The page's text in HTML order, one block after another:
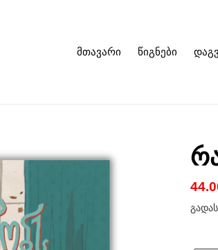
მთავარი წიგნები